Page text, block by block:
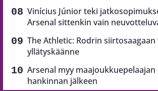
Vinícius Júnior teki
Arsenal sittenkin vain
The Athletic: Rodrin
yllätyskäänne
Arsenal myy maajoukkuepelaajan
hankinnan jälkeen